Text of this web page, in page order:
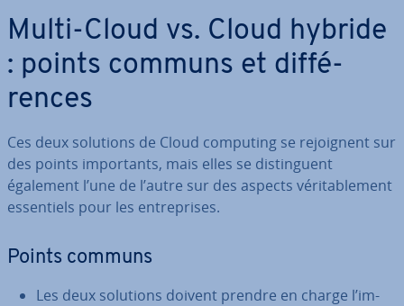
Multi-Cloud vs. Cloud hybride
: points communs et dif­fé­
rences
Ces deux solutions de Cloud computing se re­joig­nent sur
des points im­por­tants, mais elles se dis­tin­guent
également l’une de l’autre sur des aspects vé­ri­ta­ble­ment
es­sen­tiels pour les en­tre­prises.
Points communs
Les deux solutions doivent prendre en charge l’im­